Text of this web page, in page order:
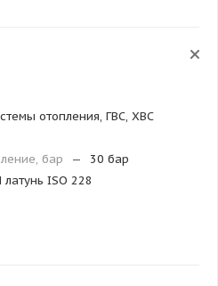
отопления, ГВС, ХВС
бар
—
30 бар
ISO 228